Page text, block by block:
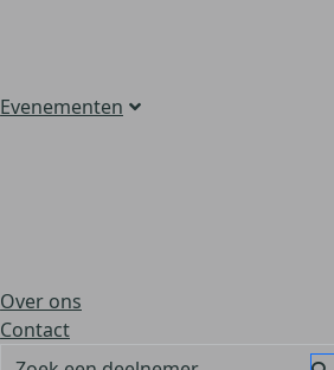
Evenementen
Over ons
Contact